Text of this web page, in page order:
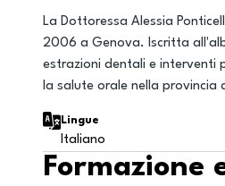
La Dottoressa Alessia
2006 a Genova. Iscritta
estrazioni dentali e interventi
la salute orale nella provincia
Lingue
Italiano
Formazione